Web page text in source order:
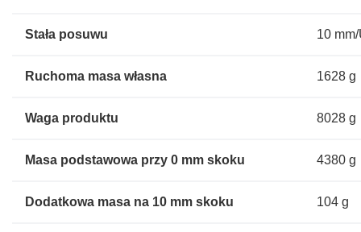
Stała posuwu 10
Ruchoma masa własna 1628 g
Waga produktu 8028 g
Masa podstawowa przy 0 mm skoku 4380 g
Dodatkowa masa na 10 mm skoku 104 g